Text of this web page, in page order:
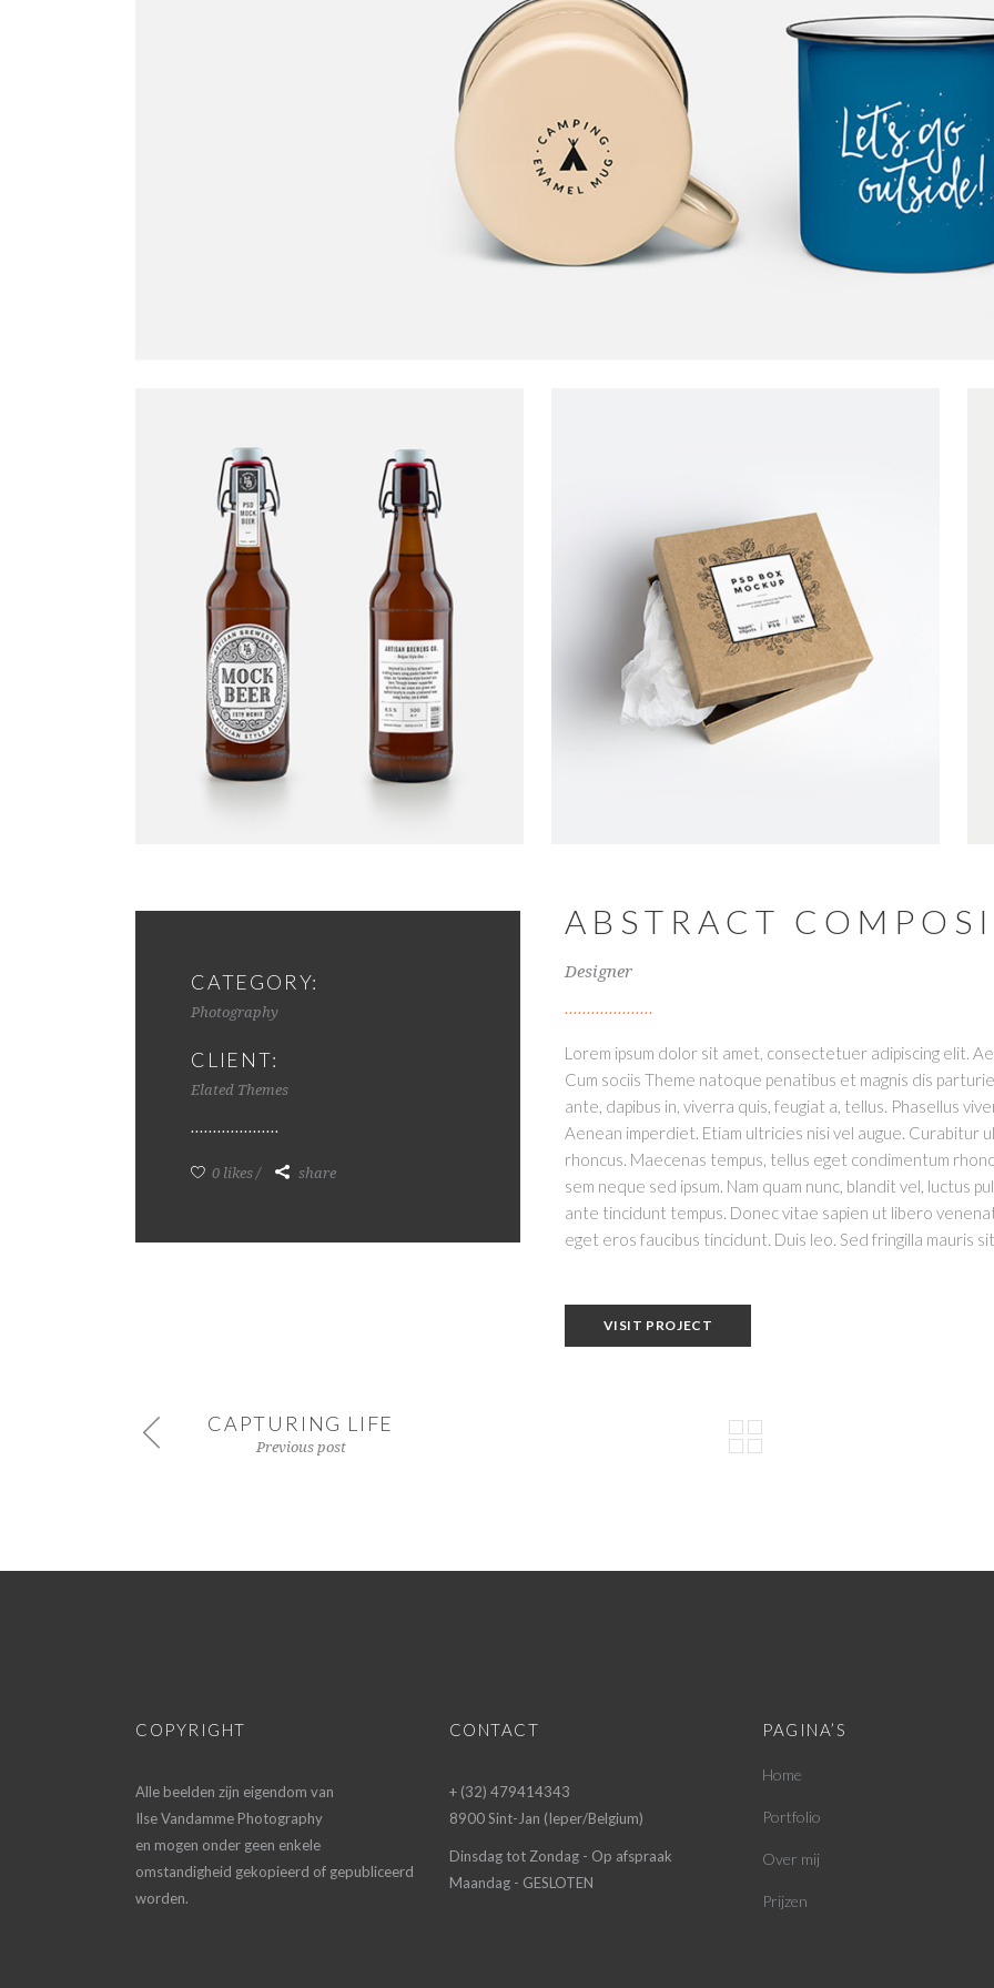
CATEGORY:
Photography
CLIENT:
Elated Themes
0 likes share
ABSTRACT
Designer
Lorem ipsum dolor sit amet, consectetuer adipiscing elit.
Cum sociis Theme natoque penatibus et magnis dis
ante, dapibus in, viverra quis, feugiat a, tellus. Phasellus
Aenean imperdiet. Etiam ultricies nisi vel augue. Curabitur
rhoncus. Maecenas tempus, tellus eget condimentum
sem neque sed ipsum. Nam quam nunc, blandit vel, luctus
ante tincidunt tempus. Donec vitae sapien ut libero
eget eros faucibus tincidunt. Duis leo. Sed fringilla mauris
VISIT PROJECT
CAPTURING LIFE
Previous post
COPYRIGHT
Alle beelden zijn eigendom van
Ilse Vandamme Photography
en mogen onder geen enkele
omstandigheid gekopieerd of gepubliceerd
worden.
CONTACT
+ (32) 479414343
8900 Sint-Jan (Ieper/Belgium)
Dinsdag tot Zondag - Op afspraak
Maandag - GESLOTEN
PAGINA’S
Home
Portfolio
Over mij
Prijzen